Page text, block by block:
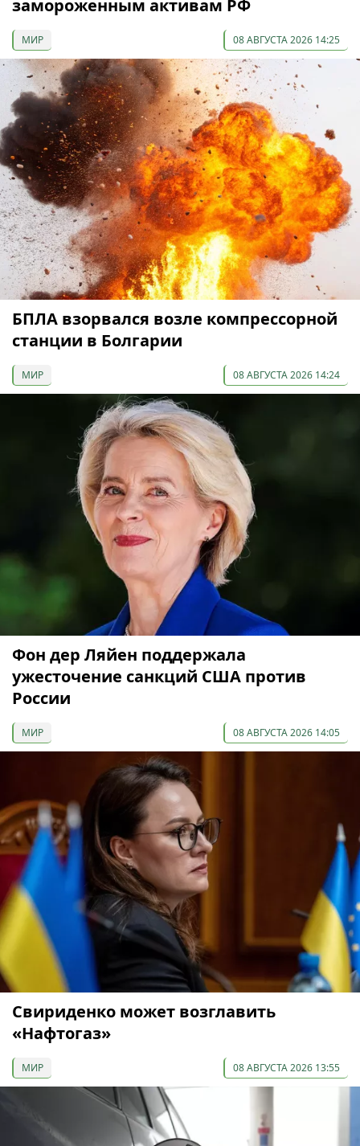
замороженным активам РФ
МИР 08 АВГУСТА 2026 14:25
БПЛА взорвался возле компрессорной
станции в Болгарии
МИР 08 АВГУСТА 2026 14:24
Фон дер Ляйен поддержала
ужесточение санкций США против
России
МИР 08 АВГУСТА 2026 14:05
Свириденко может возглавить
«Нафтогаз»
МИР 08 АВГУСТА 2026 13:55